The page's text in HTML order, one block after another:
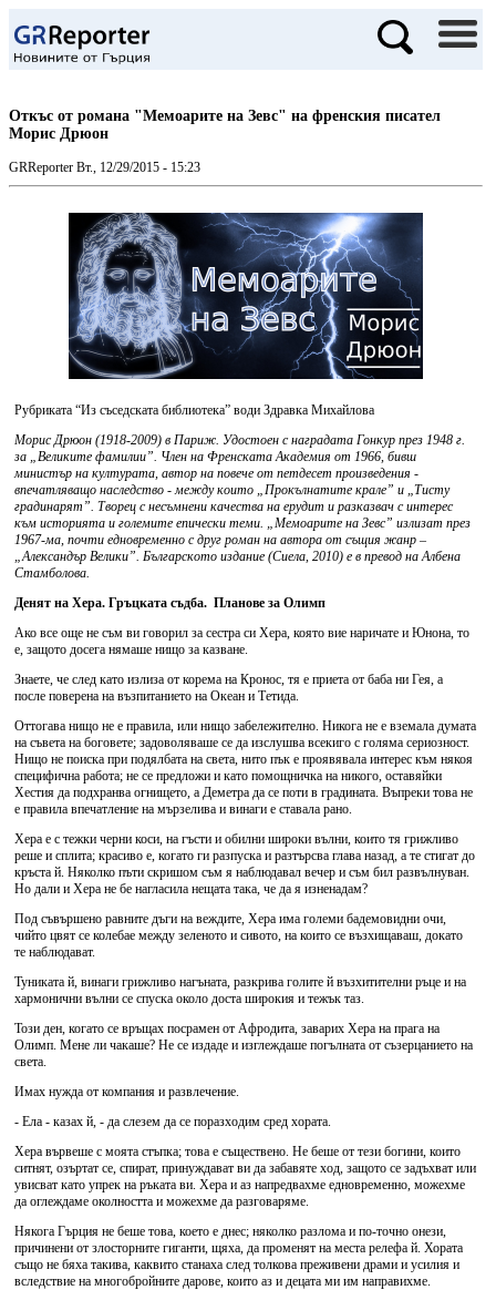
Откъс от романа "Мемоарите на Зевс" на френския писател
Морис Дрюон
GRReporter Вт., 12/29/2015 - 15:23
Рубриката “Из съседската библиотека” води Здравка Михайлова
Морис Дрюон (1918-2009) в Париж. Удостоен с наградата Гонкур през 1948 г.
за „Великите фамилии”. Член на Френската Академия от 1966, бивш
министър на културата, автор на повече от петдесет произведения -
впечатляващо наследство - между които „Прокълнатите крале” и „Тисту
градинарят”. Творец с несъмнени качества на ерудит и разказвач с интерес
към историята и големите епически теми. „Мемоарите на Зевс” излизат през
1967-ма, почти едновременно с друг роман на автора от същия жанр –
„Александър Велики”. Българското издание (Сиела, 2010) е в превод на Албена
Стамболова.
Денят на Хера. Гръцката съдба. Планове за Олимп
Ако все още не съм ви говорил за сестра си Хера, която вие наричате и Юнона, то
е, защото досега нямаше нищо за казване.
Знаете, че след като излиза от корема на Кронос, тя е приета от баба ни Гея, а
после поверена на възпитанието на Океан и Тетида.
Оттогава нищо не е правила, или нищо забележително. Никога не е вземала думата
на съвета на боговете; задоволяваше се да изслушва всекиго с голяма сериозност.
Нищо не поиска при подялбата на света, нито пък е проявявала интерес към някоя
специфична работа; не се предложи и като помощничка на никого, оставяйки
Хестия да подхранва огнището, а Деметра да се поти в градината. Въпреки това не
е правила впечатление на мързелива и винаги е ставала рано.
Хера е с тежки черни коси, на гъсти и обилни широки вълни, които тя грижливо
реше и сплита; красиво е, когато ги разпуска и разтърсва глава назад, а те стигат до
кръста й. Няколко пъти скришом съм я наблюдавал вечер и съм бил развълнуван.
Но дали и Хера не бе нагласила нещата така, че да я изненадам?
Под съвършено равните дъги на веждите, Хера има големи бадемовидни очи,
чийто цвят се колебае между зеленото и сивото, на които се възхищаваш, докато
те наблюдават.
Туниката й, винаги грижливо нагъната, разкрива голите й възхитителни ръце и на
хармонични вълни се спуска около доста широкия и тежък таз.
Този ден, когато се връщах посрамен от Афродита, заварих Хера на прага на
Олимп. Мене ли чакаше? Не се издаде и изглеждаше погълната от съзерцанието на
света.
Имах нужда от компания и развлечение.
- Ела - казах й, - да слезем да се поразходим сред хората.
Хера вървеше с моята стъпка; това е съществено. Не беше от тези богини, които
ситнят, озъртат се, спират, принуждават ви да забавяте ход, защото се задъхват или
увисват като упрек на ръката ви. Хера и аз напредвахме едновременно, можехме
да оглеждаме околността и можехме да разговаряме.
Някога Гърция не беше това, което е днес; няколко разлома и по-точно онези,
причинени от злосторните гиганти, щяха, да променят на места релефа й. Хората
също не бяха такива, каквито станаха след толкова преживени драми и усилия и
вследствие на многобройните дарове, които аз и децата ми им направихме.